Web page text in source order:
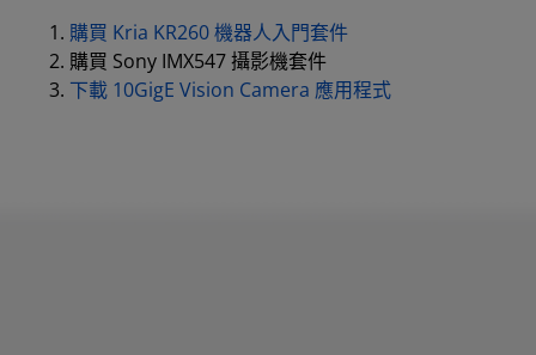
購買 Kria KR260 機器人入門套件
購買 Sony IMX547 攝影機套件
下載 10GigE Vision Camera 應用程式